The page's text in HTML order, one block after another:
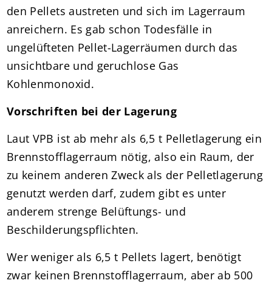
den Pellets austreten und sich im Lagerraum
anreichern. Es gab schon Todesfälle in
ungelüfteten Pellet-Lagerräumen durch das
unsichtbare und geruchlose Gas
Kohlenmonoxid.
Vorschriften bei der Lagerung
Laut VPB ist ab mehr als 6,5 t Pelletlagerung ein
Brennstofflagerraum nötig, also ein Raum, der
zu keinem anderen Zweck als der Pelletlagerung
genutzt werden darf, zudem gibt es unter
anderem strenge Belüftungs- und
Beschilderungspflichten.
Wer weniger als 6,5 t Pellets lagert, benötigt
zwar keinen Brennstofflagerraum, aber ab 500